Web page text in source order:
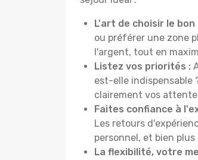
L'art de choisir le
ou préférer une zone
l'argent, tout en
Listez vos priorités :
est-elle indispensable
clairement vos
Faites confiance à
Les retours
personnel, et bien plus
La flexibilité, votre